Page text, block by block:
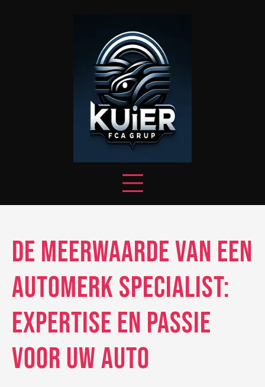
De meerwaarde van een
automerk specialist:
expertise en passie
voor uw auto